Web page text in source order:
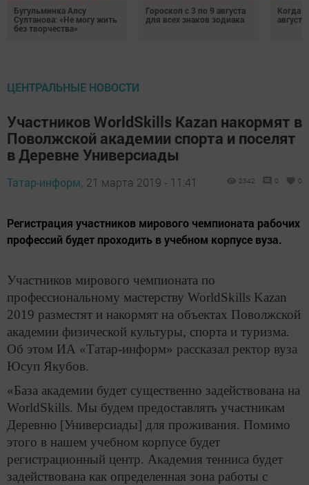
Бугульминка Алсу
Султанова: «Не могу жить
без творчества»
Гороскоп с 3 по 9 августа
для всех знаков зодиака
Когда
ЦЕНТРАЛЬНЫЕ НОВОСТИ
Участников WorldSkills Kazan накормят в
Поволжской академии спорта и поселят
в Деревне Универсиады
Татар-информ, 21 марта 2019 - 11:41 2342 0 0
Регистрация участников мирового чемпионата рабочих
профессий будет проходить в учебном корпусе вуза.
Участников мирового чемпионата по
профессиональному мастерству WorldSkills Kazan
2019 разместят и накормят на объектах Поволжской
академии физической культуры, спорта и туризма.
Об этом ИА «Татар-информ» рассказал ректор вуза
Юсуп Якубов.
«База академии будет существенно задействована на
WorldSkills. Мы будем предоставлять участникам
Деревню [Универсиады] для проживания. Помимо
этого в нашем учебном корпусе будет
регистрационный центр. Академия тенниса будет
задействована как определенная зона работы с